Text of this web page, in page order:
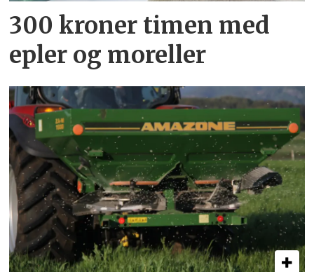
300 kroner timen med
epler og moreller